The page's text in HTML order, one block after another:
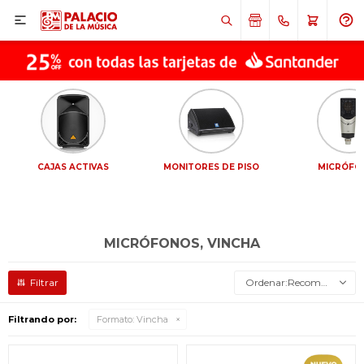

CAJAS ACTIVAS MONITORES DE PISO
MICRÓFONOS, VINCHA
Recomendados
Filtrando por: Formato: Vincha